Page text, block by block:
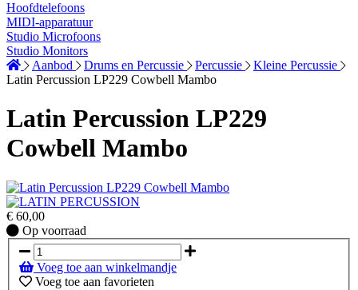
Hoofdtelefoons
MIDI-apparatuur
Studio Microfoons
Studio Monitors
Aanbod
Drums en Percussie Percussie
Kleine Percussie
Latin Percussion LP229 Cowbell Mambo
Latin Percussion LP229
Cowbell Mambo
€ 60,00
Op
voorraad
Op voorraad
Voeg toe aan winkelmandje
Voeg toe aan favorieten